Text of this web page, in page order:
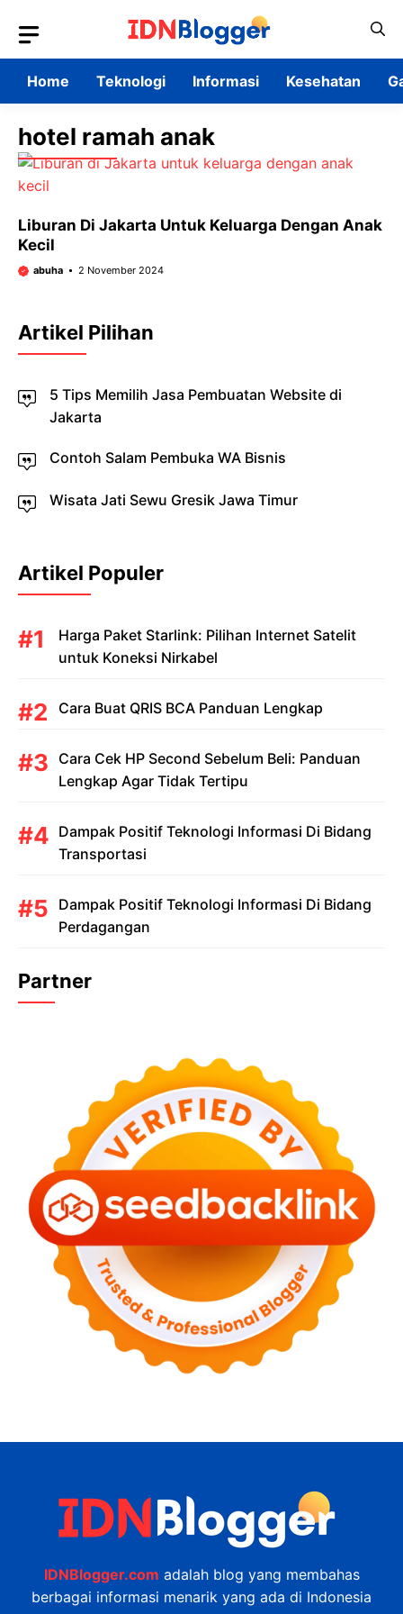
content
Home
Teknologi Informasi Kesehatan
hotel ramah anak
Liburan Di Jakarta Untuk Keluarga Dengan Anak
Kecil
abuha 2 November 2024
Artikel Pilihan
5 Tips Memilih Jasa Pembuatan Website di
Jakarta
Contoh Salam Pembuka WA Bisnis
Wisata Jati Sewu Gresik Jawa Timur
Artikel Populer
Harga Paket Starlink: Pilihan Internet Satelit
untuk Koneksi Nirkabel
Cara Buat QRIS BCA Panduan Lengkap
Cara Cek HP Second Sebelum Beli: Panduan
Lengkap Agar Tidak Tertipu
Dampak Positif Teknologi Informasi Di Bidang
Transportasi
Dampak Positif Teknologi Informasi Di Bidang
Perdagangan
Partner
IDNBlogger.com adalah blog yang membahas
berbagai informasi menarik yang ada di Indonesia